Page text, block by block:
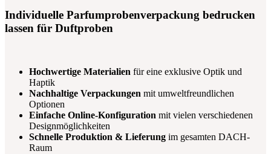
Individuelle Parfumprobenverpackung bedrucken
lassen für Duftproben
Hochwertige Materialien für eine exklusive Optik und
Haptik
Nachhaltige Verpackungen mit umweltfreundlichen
Optionen
Einfache Online-Konfiguration mit vielen verschiedenen
Designmöglichkeiten
Schnelle Produktion & Lieferung im gesamten DACH-
Raum